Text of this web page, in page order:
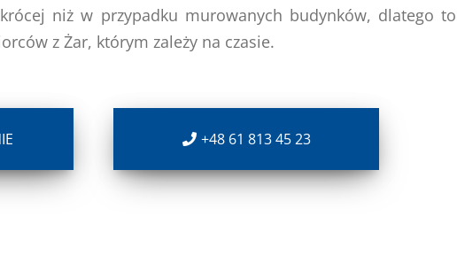
niż w przypadku murowanych budynków, dlatego to
z Żar, którym zależy na czasie.
+48 61 813 45 23